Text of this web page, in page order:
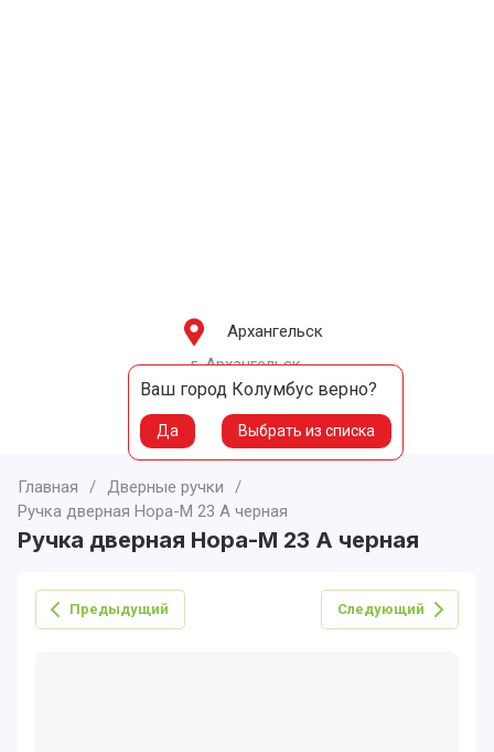
Архангельск
Ваш город Колумбусверно?
Да Выбрать из списка
г. Архангельск,
8-909-781-56-56
8-960-006-73-37
Главная / Дверные ручки
/
Ручка дверная Нора-М 23 А черная
Ручка дверная Нора-М 23 А черная
Предыдущий Следующий